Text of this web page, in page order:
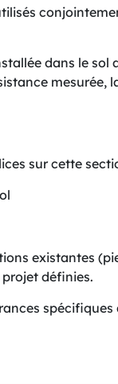
dans le sol
mesurée,
sur cette
existantes
définies.